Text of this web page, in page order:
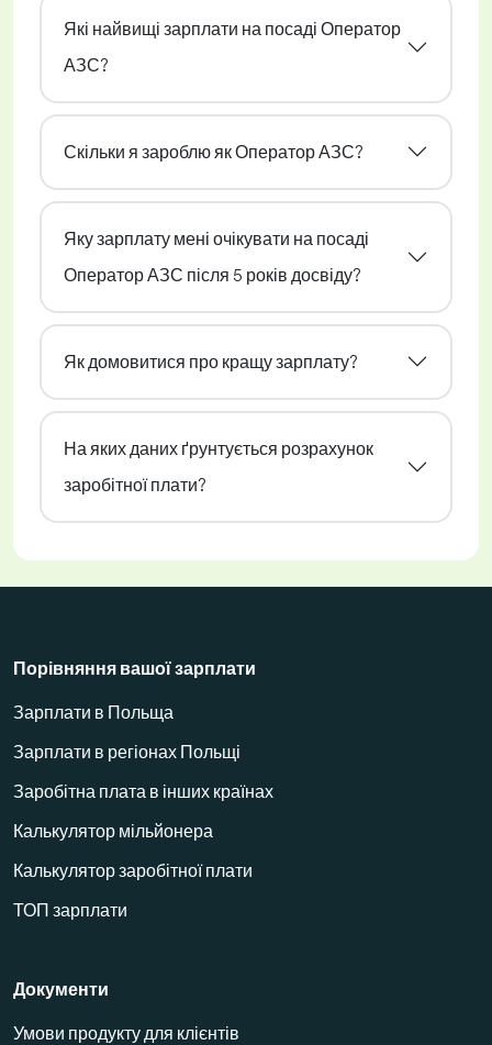
Які найвищі зарплати на посаді Оператор
АЗС?
Скільки я зароблю як Оператор АЗС?
Яку зарплату мені очікувати на посаді
Оператор АЗС після 5 років досвіду?
Як домовитися про кращу зарплату?
На яких даних ґрунтується розрахунок
заробітної плати?
Порівняння вашої зарплати
Зарплати в Польща
Зарплати в регіонах Польщі
Заробітна плата в інших країнах
Калькулятор мільйонера
Калькулятор заробітної плати
ТОП зарплати
Документи
Умови продукту для клієнтів